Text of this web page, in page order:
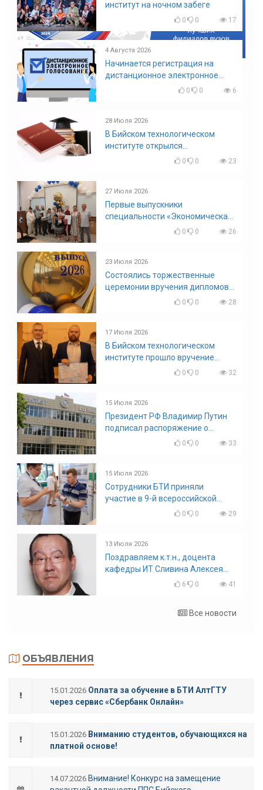
институт на ночном забеге
0 0 17
4 Августа 2026
Начинается регистрация на
дистанционное электронное
голосование на выборы!
0 0 6
28 Июля 2026
В Бийском технологическом
институте открылся
диссертационный совет!
0 0 23
27 Июля 2026
Первые выпускники
специальности «Экономическая
0 0 26
23 Июля 2026
Состоялись торжественные
церемонии вручения дипломов
0 0 28
17 Июля 2026
В Бийском технологическом
институте прошло вручение
0 0 32
15 Июля 2026
Президент РФ Владимир Путин
подписал распоряжение о
поощрении граждан и трудовых
0 0 33
15 Июля 2026
Сотрудники БТИ приняли
участие в 9-й всероссийской
конференции по задачам со
0 0 29
13 Июля 2026
Поздравляем к.т.н., доцента
кафедры ИТ Сливина Алексея
Николаевича с юбилеем!
6 0 41
Все новости
ОБЪЯВЛЕНИЯ
15.01.2026 Оплата за обучение в БТИ АлтГТУ
через сервис «Сбербанк Онлайн»
15.01.2026 Вниманию студентов, обучающихся на
платной основе!
14.07.2026 Внимание! Конкурс на замещение